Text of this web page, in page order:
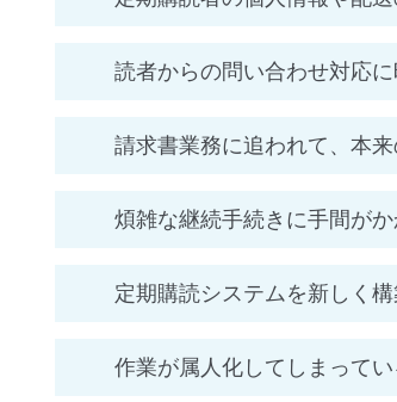
読者からの問い合わせ対応
請求書業務に追われて、本
煩雑な継続手続きに手間がか
定期購読システムを新しく
作業が属人化してしまってい